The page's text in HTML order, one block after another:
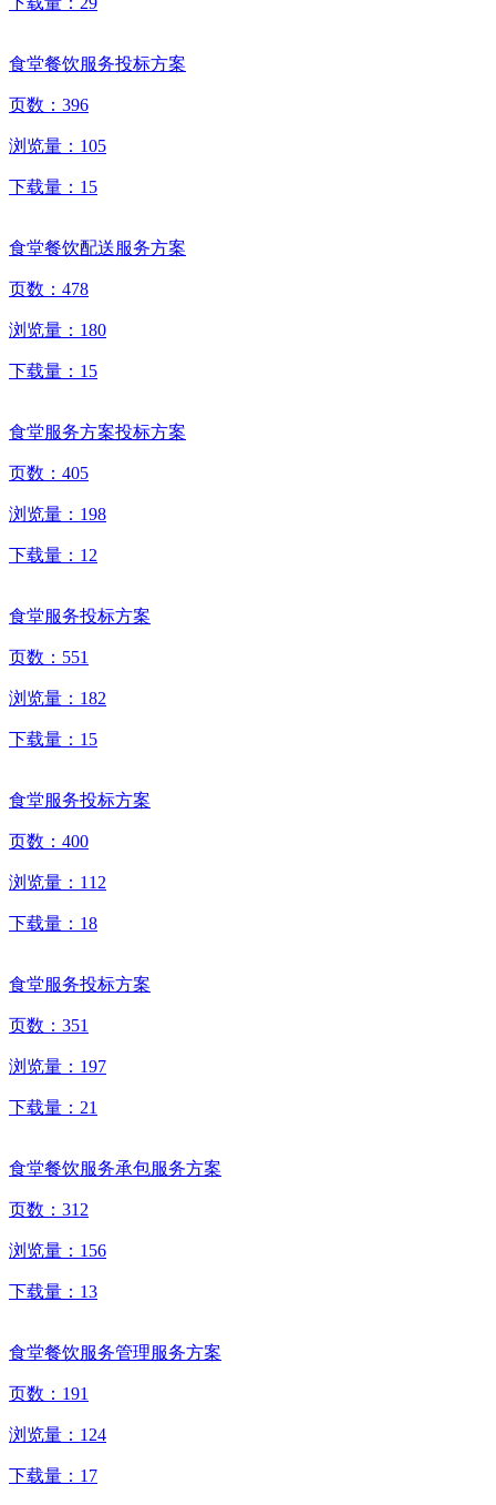
食堂餐饮服务投标方案
页数： 396
浏览量： 105
下载量： 15
食堂餐饮配送服务方案
页数： 478
浏览量： 180
下载量： 15
食堂服务方案投标方案
页数： 405
浏览量： 198
下载量： 12
食堂服务投标方案
页数： 551
浏览量： 182
下载量： 15
食堂服务投标方案
页数： 400
浏览量： 112
下载量： 18
食堂服务投标方案
页数： 351
浏览量： 197
下载量： 21
食堂餐饮服务承包服务方案
页数： 312
浏览量： 156
下载量： 13
食堂餐饮服务管理服务方案
页数： 191
浏览量： 124
下载量： 17